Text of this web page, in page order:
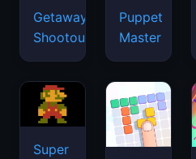
Getaway
Shootout
Puppet
Master
Super